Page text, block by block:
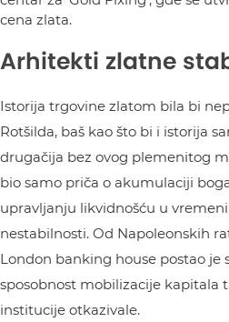
cena zlata.
Arhitekti zlatne
Istorija trgovine zlatom bila bi
Rotšilda, baš kao što bi i istorija
drugačija bez ovog plemenitog
bio samo priča o akumulaciji
upravljanju likvidnošću u
nestabilnosti. Od Napoleonskih
London banking house postao je
sposobnost mobilizacije kapitala
institucije otkazivale.